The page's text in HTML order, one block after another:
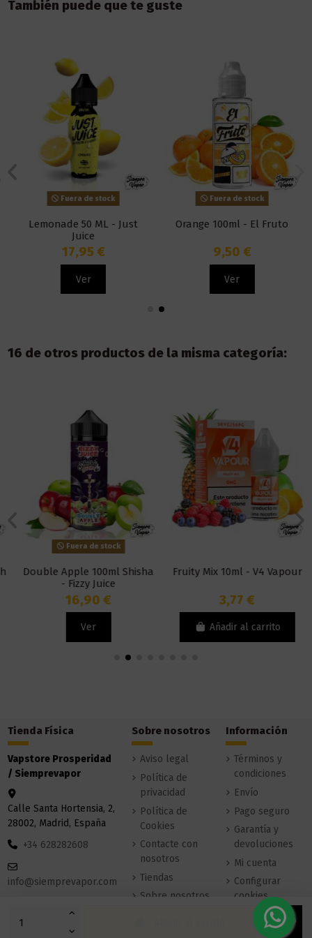
También puede que te guste
Fuera de stock
Lemonade 50 ML - Just
Juice
17,95 €
Ver
Fuera de stock
Orange 100ml - El Fruto
9,50 €
Ver
16 de otros productos de la misma categoría:
Fuera de stock
Double Apple 100ml Shisha
- Fizzy Juice
16,90 €
Ver
Fruity Mix 10ml - V4 Vapour
3,77 €
Añadir al carrito
Tienda Física
Vapstore Prosperidad
/ Siemprevapor
Calle Santa Hortensia, 2,
28002, Madrid, España
+34 628282608
info@siemprevapor.com
Sobre nosotros
Aviso legal
Política de
privacidad
Política de
Cookies
Contacte con
nosotros
Tiendas
Sobre nosotros
Información
Términos y
condiciones
Envío
Pago seguro
Garantía y
devoluciones
Mi cuenta
Configurar
cookies